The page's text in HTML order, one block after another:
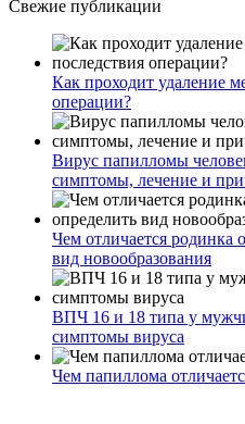
Свежие публикации
Как проходит удаление
операции?
Вирус папилломы
симптомы, лечение и
Чем отличается родинка
вид новообразования
ВПЧ 16 и 18 типа у
симптомы вируса
Чем папиллома